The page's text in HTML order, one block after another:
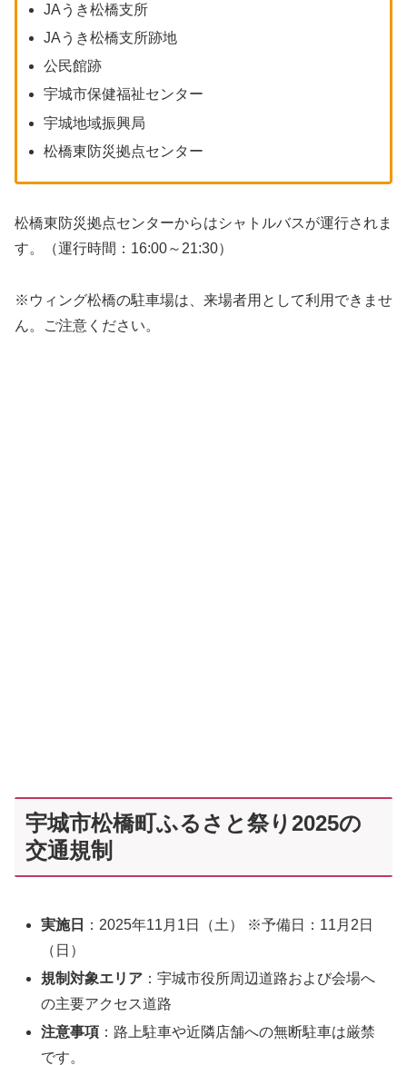
JAうき松橋支所
JAうき松橋支所跡地
公民館跡
宇城市保健福祉センター
宇城地域振興局
松橋東防災拠点センター
松橋東防災拠点センターからはシャトルバスが運行されま
す。（運行時間：16:00～21:30）
※ウィング松橋の駐車場は、来場者用として利用できませ
ん。ご注意ください。
宇城市松橋町ふるさと祭り2025の
交通規制
実施日
：2025年11月1日（土） ※予備日：11月2日
（日）
規制対象エリア ：宇城市役所周辺道路および会場へ
の主要アクセス道路
注意事項 ：路上駐車や近隣店舗への無断駐車は厳禁
です。